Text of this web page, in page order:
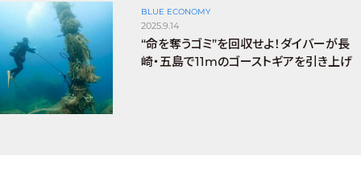
BLUE ECONOMY
2025.9.14
“命を奪うゴミ”を回収せよ！ダイバーが長
崎・五島で11mのゴーストギアを引き上げ